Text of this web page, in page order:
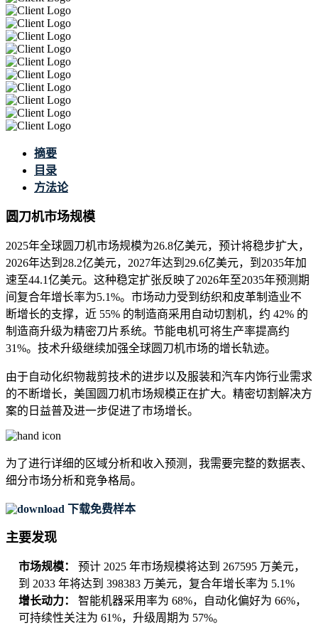
摘要
目录
方法论
圆刀机市场规模
2025年全球圆刀机市场规模为26.8亿美元，预计将稳步扩大，
2026年达到28.2亿美元，2027年达到29.6亿美元，到2035年加
速至44.1亿美元。这种稳定扩张反映了2026年至2035年预测期
间复合年增长率为5.1%。市场动力受到纺织和皮革制造业不
断增长的支撑，近 55% 的制造商采用自动切割机，约 42% 的
制造商升级为精密刀片系统。节能电机可将生产率提高约
31%。技术升级继续加强全球圆刀机市场的增长轨迹。
由于自动化织物裁剪技术的进步以及服装和汽车内饰行业需求
的不断增长，美国圆刀机市场规模正在扩大。精密切割解决方
案的日益普及进一步促进了市场增长。
为了进行详细的区域分析和收入预测，我需要完整的数据表、
细分市场分析和竞争格局。
下载免费样本
主要发现
市场规模： 预计 2025 年市场规模将达到 267595 万美元，
到 2033 年将达到 398383 万美元，复合年增长率为 5.1%
增长动力：
智能机器采用率为 68%，自动化偏好为 66%，
可持续性关注为 61%，升级周期为 57%。